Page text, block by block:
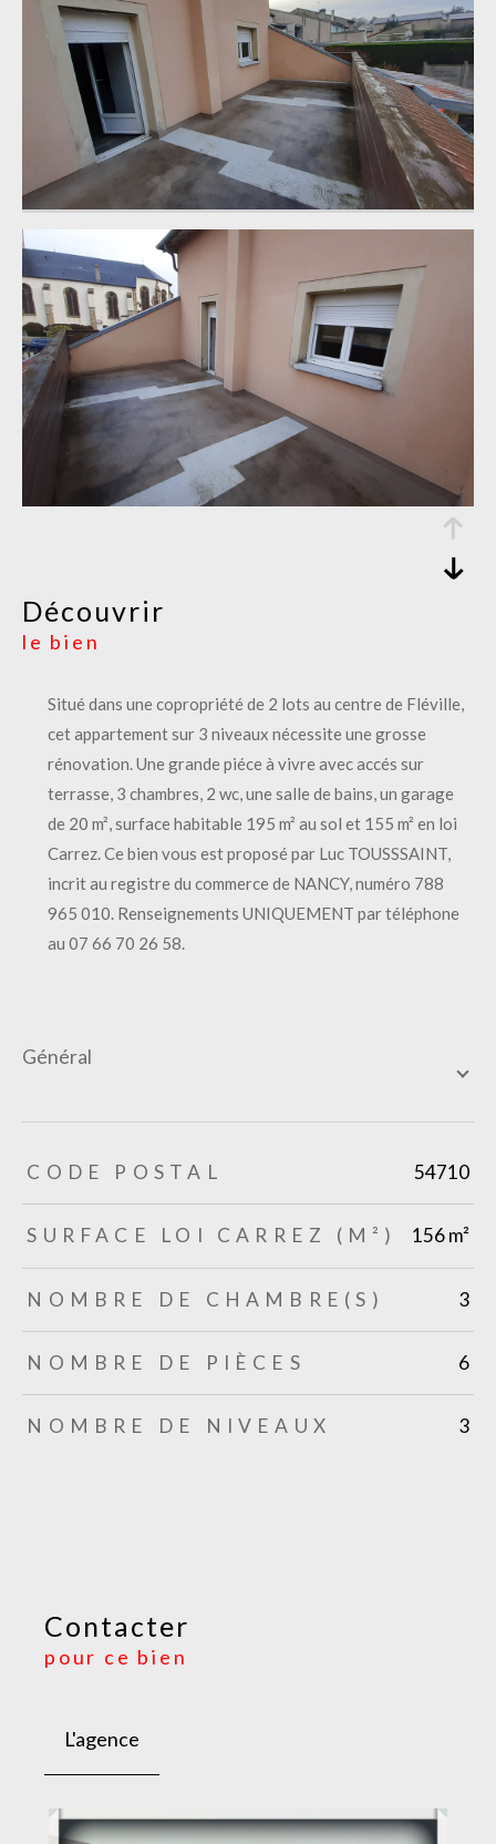
découvrir
le bien
Situé dans une copropriété de 2 lots au centre de Fléville,
cet appartement sur 3 niveaux nécessite une grosse
rénovation. Une grande piéce à vivre avec accés sur
terrasse, 3 chambres, 2 wc, une salle de bains, un garage
de 20 m², surface habitable 195 m² au sol et 155 m² en loi
Carrez. Ce bien vous est proposé par Luc TOUSSSAINT,
incrit au registre du commerce de NANCY, numéro 788
965 010. Renseignements UNIQUEMENT par téléphone
au 07 66 70 26 58.
général
TRAD_ZEPHYR_Caracteristique TRAD_ZEPHYR_Valeurs
CODE POSTAL 54710
SURFACE LOI CARREZ (M²) 156 m²
NOMBRE DE CHAMBRE(S) 3
NOMBRE DE PIÈCES 6
NOMBRE DE NIVEAUX 3
Contacter
pour ce bien
L'agence